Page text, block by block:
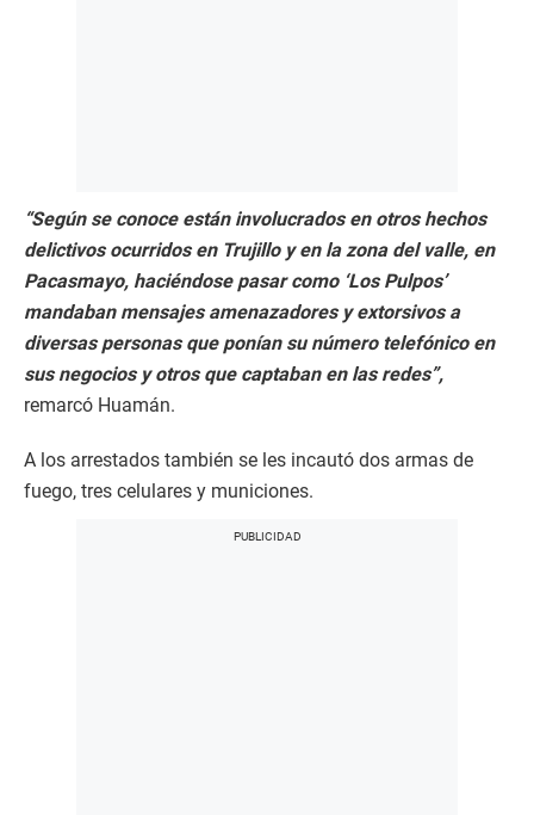
“Según se conoce están involucrados en otros hechos
delictivos ocurridos en Trujillo y en la zona del valle, en
Pacasmayo, haciéndose pasar como ‘Los Pulpos’
mandaban mensajes amenazadores y extorsivos a
diversas personas que ponían su número telefónico en
sus negocios y otros que captaban en las redes”,
remarcó Huamán.
A los arrestados también se les incautó dos armas de
fuego, tres celulares y municiones.